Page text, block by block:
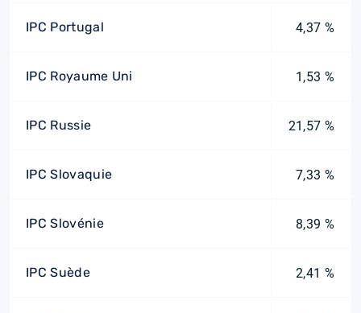
IPC Portugal 4,37 %
IPC Royaume Uni 1,53 %
IPC Russie 21,57 %
IPC Slovaquie 7,33 %
IPC Slovénie 8,39 %
IPC Suède 2,41 %